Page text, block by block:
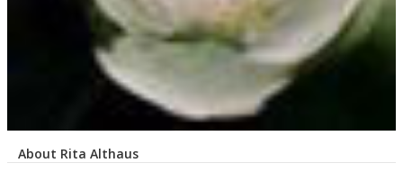
About Rita Althaus